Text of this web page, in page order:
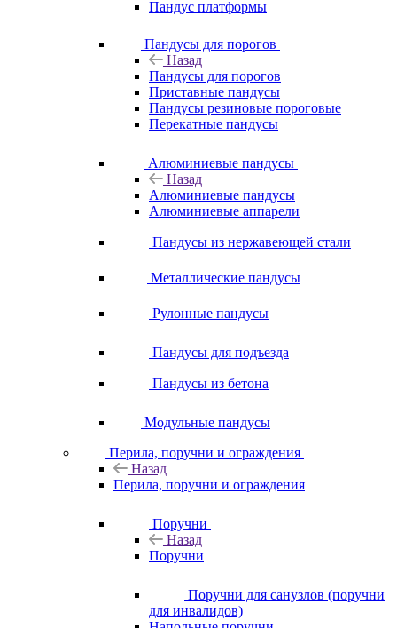
Пандус платформы
Пандусы для порогов
Назад
Пандусы для порогов
Приставные пандусы
Пандусы резиновые пороговые
Перекатные пандусы
Алюминиевые пандусы
Назад
Алюминиевые пандусы
Алюминиевые аппарели
Пандусы из нержавеющей стали
Металлические пандусы
Рулонные пандусы
Пандусы для подъезда
Пандусы из бетона
Модульные пандусы
Перила, поручни и ограждения
Назад
Перила, поручни и ограждения
Поручни
Назад
Поручни
Поручни для санузлов (поручни
для инвалидов)